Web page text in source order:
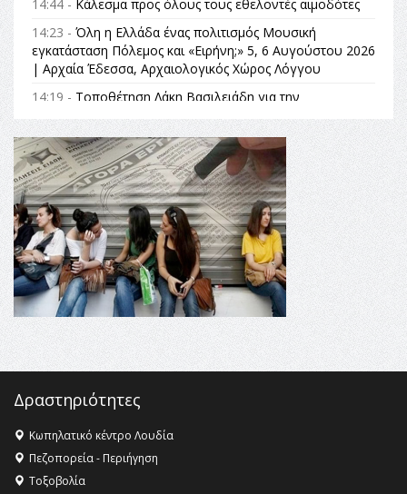
14:44 - Κάλεσμα προς όλους τους εθελοντές αιμοδότες
14:23 - Όλη η Ελλάδα ένας πολιτισμός Μουσική
εγκατάσταση Πόλεμος και «Ειρήνη;» 5, 6 Αυγούστου 2026
| Αρχαία Έδεσσα, Αρχαιολογικός Χώρος Λόγγου
14:19 - Τοποθέτηση Λάκη Βασιλειάδη για την
Αναθεώρηση του Συντάγματος: «Σε τέτοιες κορυφαίες
θεσμικές διαδικασίες υπάρχει μόνο η ευθύνη απέναντι
στις επόμενες γενιές»
16:35 -Το πρόγραμμα του ΠΑΟΚ στον δεύτερο γύρο του
Champions League!
16:27 -Όλυμπος: Εντάχθηκε στον Κατάλογο Παγκόσμιας
Κληρονομιάς της UNESCO – Ομόφωνη η απόφαση Ο
Όλυμπος αναγνωρίστηκε ως φυσικό και πολιτιστικό
αγαθό εξέχουσας οικουμενικής αξίας για την
ανθρωπότητα
16:18 -
ΕΝΟΡΙΑΚΕΣ ΚΑΛΟΚΑΙΡΙΝΕΣ ΔΡΑΣΕΙΣ ΓΙΑ ΠΑΙΔΙΑ
ΣΤΗΝ ΕΔΕΣΣΑ
Δραστηριότητες
Κωπηλατικό κέντρο Λουδία
Πεζοπορεία - Περιήγηση
Τοξοβολία